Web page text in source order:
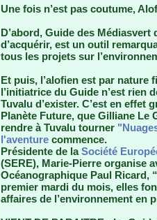
Une fois n’est pas coutume,
D’abord, Guide des Médiasvert
d’acquérir, est un outil
tous les projets sur
Et puis, l’alofien est par nature
l’initiatrice du Guide n’est rien
Tuvalu d’exister. C’est en effet
Planète Future, que Gilliane
rendre à Tuvalu tourner
l'aventure commence.
Présidente de laSociété
(SERE), Marie-Pierre organise
Océanographique Paul Ricard,
premier mardi du mois, elles
affaires de l’environnement en